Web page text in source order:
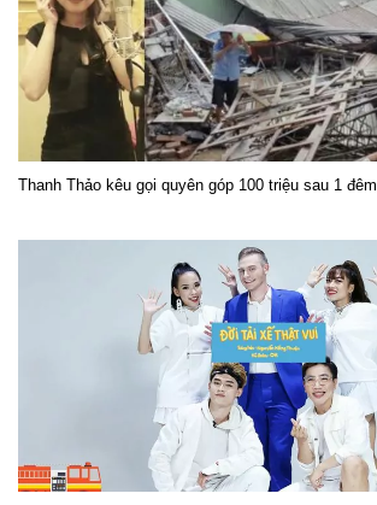
Thanh Thảo kêu gọi quyên góp 100 triệu sau 1 đêm